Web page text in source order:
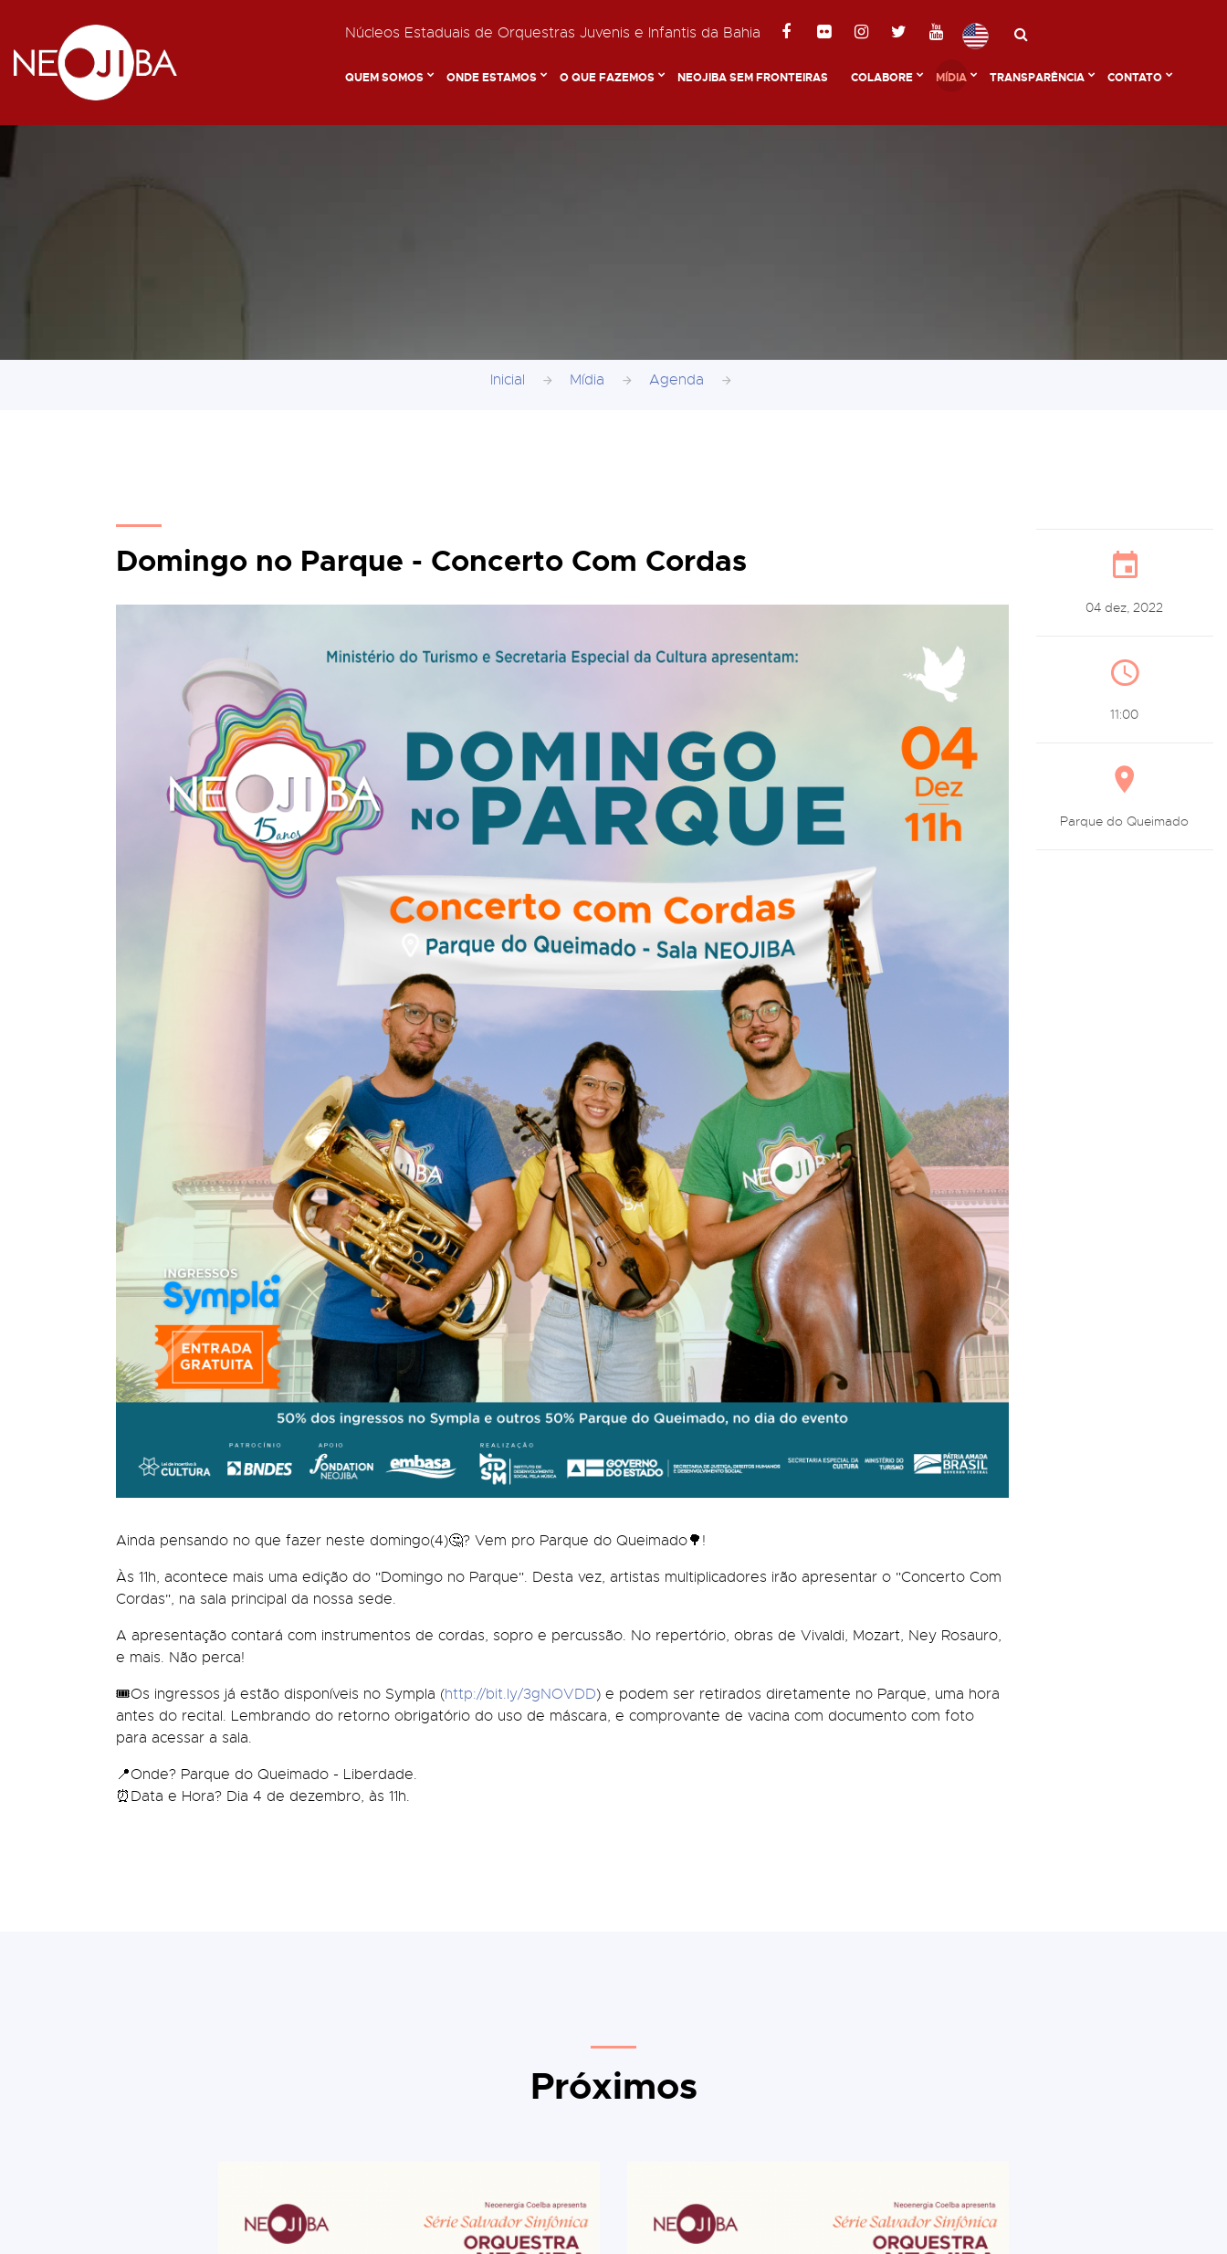
Núcleos Estaduais de Orquestras Juvenis e Infantis da Bahia
QUEM SOMOS ONDE ESTAMOS O QUE FAZEMOS NEOJIBA SEM FRONTEIRAS COLABORE MÍDIA TRANSPARÊNCIA CONTATO
Inicial Mídia Agenda
Domingo no Parque - Concerto Com Cordas
Ainda pensando no que fazer neste domingo(4)🤔? Vem pro Parque do Queimado🌳!
Às 11h, acontece mais uma edição do "Domingo no Parque". Desta vez, artistas multiplicadores irão apresentar o "Concerto Com
Cordas", na sala principal da nossa sede.
A apresentação contará com instrumentos de cordas, sopro e percussão. No repertório, obras de Vivaldi, Mozart, Ney Rosauro,
e mais. Não perca!
🎟Os ingressos já estão disponíveis no Sympla (http://bit.ly/3gNOVDD) e podem ser retirados diretamente no Parque, uma hora
antes do recital. Lembrando do retorno obrigatório do uso de máscara, e comprovante de vacina com documento com foto
para acessar a sala.
📍Onde? Parque do Queimado - Liberdade.
⏰Data e Hora? Dia 4 de dezembro, às 11h.
04 dez, 2022
11:00
Parque do Queimado
Próximos